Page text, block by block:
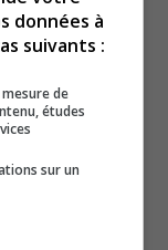
données à
suivants :
de
études
sur un